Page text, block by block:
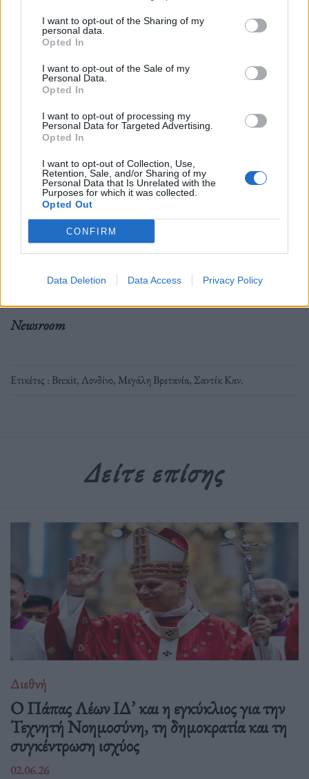
I want to opt-out of the Sharing of my
personal data.
Opted In
I want to opt-out of the Sale of my
Personal Data.
Opted In
I want to opt-out of processing my
Personal Data for Targeted Advertising.
Opted In
I want to opt-out of Collection, Use,
Retention, Sale, and/or Sharing of my
Personal Data that Is Unrelated with the
Purposes for which it was collected.
Opted Out
CONFIRM
Data Deletion Data Access Privacy Policy
απόφαση, σύμφωνα με δημοσκόπηση που
YouGov.
ΠΗΓΗ: ΑΠΕ-ΜΠΕ
Newsroom
Ετικέτες : Brexit,Λονδίνο, Μεγάλη Βρετανία, Σαντίκ Καν.
Δείτε επίσης
Διεθνή
Ο Πάπας Λέων ΙΔ’ και η εγκύκλιος για την
Τεχνητή Νοημοσύνη, τη δημοκρατία και τη
συγκέντρωση ισχύος
02.06.26